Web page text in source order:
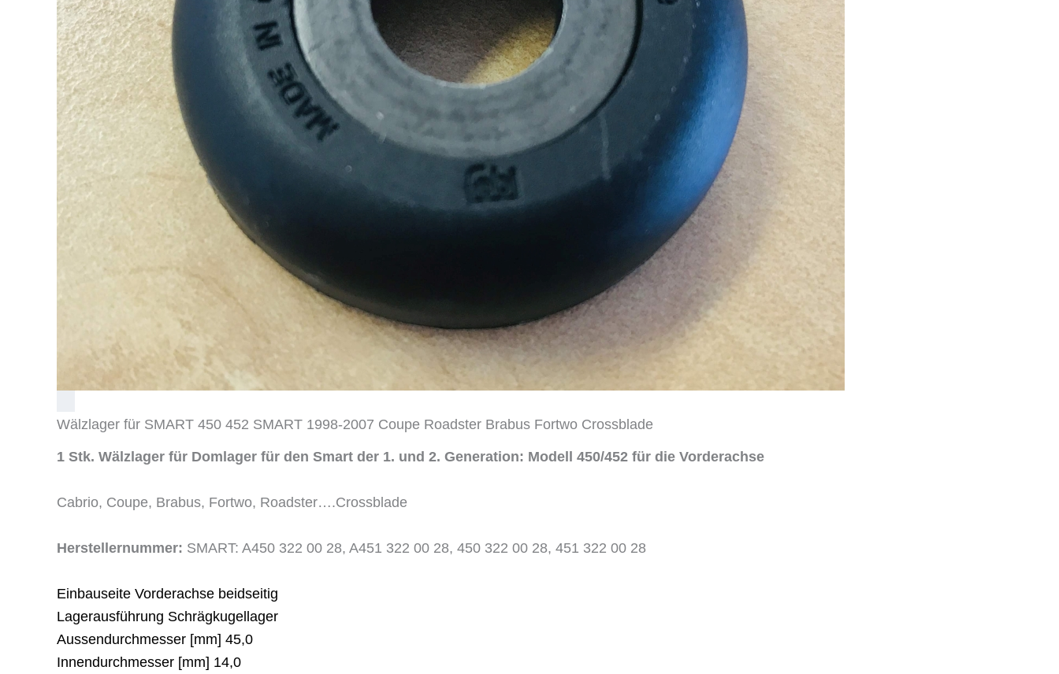
Wälzlager für SMART 450 452 SMART 1998-2007 Coupe Roadster Brabus Fortwo Crossblade
1 Stk. Wälzlager für Domlager für den Smart der 1. und 2. Generation: Modell 450/452 für die Vorderachse
Cabrio, Coupe, Brabus, Fortwo, Roadster….Crossblade
Herstellernummer: SMART: A450 322 00 28, A451 322 00 28, 450 322 00 28, 451 322 00 28
Einbauseite Vorderachse beidseitig
Lagerausführung Schrägkugellager
Aussendurchmesser [mm] 45,0
Innendurchmesser [mm] 14,0